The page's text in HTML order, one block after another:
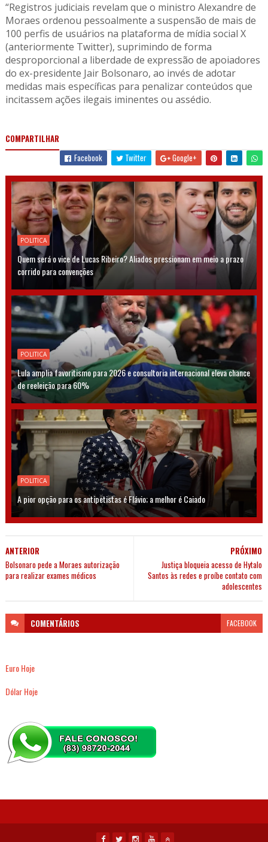
“Registros judiciais revelam que o ministro Alexandre de
Moraes ordenou pessoalmente a suspensão de mais de
100 perfis de usuários na plataforma de mídia social X
(anteriormente Twitter), suprimindo de forma
desproporcional a liberdade de expressão de apoiadores
do ex-presidente Jair Bolsonaro, ao invés de adotar
medidas mais específicas para penalizar conteúdos que
incitassem ações ilegais iminentes ou assédio.
COMPARTILHAR
Facebook
Twitter Google+
POLITICA
Quem será o vice de Lucas Ribeiro? Aliados pressionam em meio a prazo
corrido para convenções
POLITICA
Lula amplia favoritismo para 2026 e consultoria internacional eleva chance
de reeleição para 60%
POLITICA
A pior opção para os antipetistas é Flávio; a melhor é Caiado
PRÓXIMO
Justiça bloqueia acesso de Hytalo
Santos às redes e proíbe contato com
adolescentes
ANTERIOR
Bolsonaro pede a Moraes autorização
para realizar exames médicos
COMENTÁRIOS FACEBOOK
Euro Hoje
Dólar Hoje